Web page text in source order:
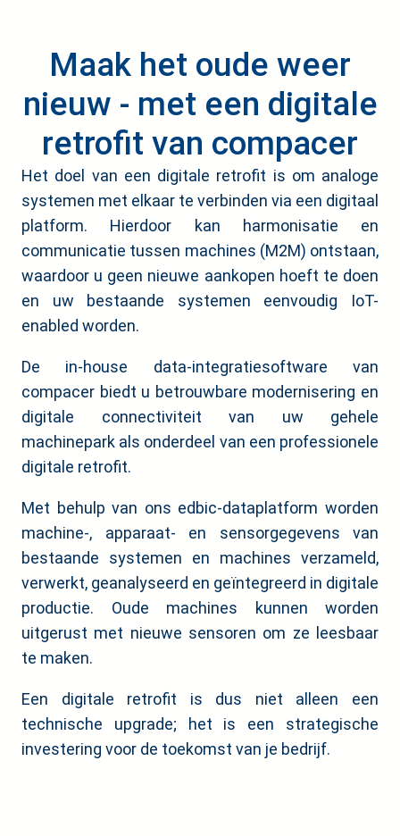
Maak het oude weer
nieuw - met een digitale
retrofit van compacer
Het doel van een digitale retrofit is om analoge
systemen met elkaar te verbinden via een digitaal
platform. Hierdoor kan harmonisatie en
communicatie tussen machines (M2M) ontstaan,
waardoor u geen nieuwe aankopen hoeft te doen
en uw bestaande systemen eenvoudig IoT-
enabled worden.
De in-house data-integratiesoftware van
compacer biedt u betrouwbare modernisering en
digitale connectiviteit van uw gehele
machinepark als onderdeel van een professionele
digitale retrofit.
Met behulp van ons edbic-dataplatform worden
machine-, apparaat- en sensorgegevens van
bestaande systemen en machines verzameld,
verwerkt, geanalyseerd en geïntegreerd in digitale
productie. Oude machines kunnen worden
uitgerust met nieuwe sensoren om ze leesbaar
te maken.
Een digitale retrofit is dus niet alleen een
technische upgrade; het is een strategische
investering voor de toekomst van je bedrijf.